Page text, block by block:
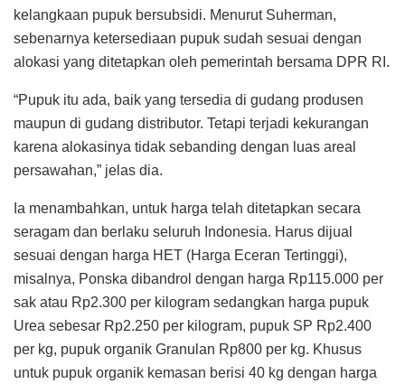
kelangkaan pupuk bersubsidi. Menurut Suherman,
sebenarnya ketersediaan pupuk sudah sesuai dengan
alokasi yang ditetapkan oleh pemerintah bersama DPR RI.
“Pupuk itu ada, baik yang tersedia di gudang produsen
maupun di gudang distributor. Tetapi terjadi kekurangan
karena alokasinya tidak sebanding dengan luas areal
persawahan,” jelas dia.
Ia menambahkan, untuk harga telah ditetapkan secara
seragam dan berlaku seluruh Indonesia. Harus dijual
sesuai dengan harga HET (Harga Eceran Tertinggi),
misalnya, Ponska dibandrol dengan harga Rp115.000 per
sak atau Rp2.300 per kilogram sedangkan harga pupuk
Urea sebesar Rp2.250 per kilogram, pupuk SP Rp2.400
per kg, pupuk organik Granulan Rp800 per kg. Khusus
untuk pupuk organik kemasan berisi 40 kg dengan harga